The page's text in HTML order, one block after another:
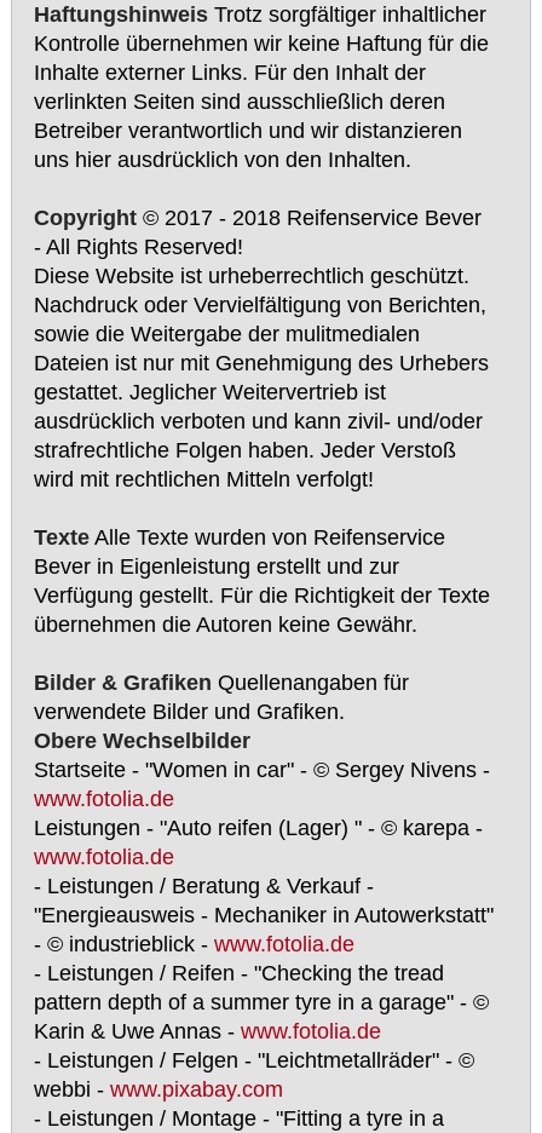
HaftungshinweisTrotz sorgfältiger inhaltlicher
Kontrolle übernehmen wir keine Haftung für die
Inhalte externer Links. Für den Inhalt der
verlinkten Seiten sind ausschließlich deren
Betreiber verantwortlich und wir distanzieren
uns hier ausdrücklich von den Inhalten.
Copyright© 2017 - 2018 Reifenservice Bever
- All Rights Reserved!
Diese Website ist urheberrechtlich geschützt.
Nachdruck oder Vervielfältigung von Berichten,
sowie die Weitergabe der mulitmedialen
Dateien ist nur mit Genehmigung des Urhebers
gestattet. Jeglicher Weitervertrieb ist
ausdrücklich verboten und kann zivil- und/oder
strafrechtliche Folgen haben. Jeder Verstoß
wird mit rechtlichen Mitteln verfolgt!
TexteAlle Texte wurden von Reifenservice
Bever in Eigenleistung erstellt und zur
Verfügung gestellt. Für die Richtigkeit der Texte
übernehmen die Autoren keine Gewähr.
Bilder & Grafiken Quellenangaben für
verwendete Bilder und Grafiken.
Obere Wechselbilder
Startseite - "Women in car" - © Sergey Nivens -
www.fotolia.de
Leistungen - "Auto reifen (Lager) " - © karepa -
www.fotolia.de
- Leistungen / Beratung & Verkauf -
"Energieausweis - Mechaniker in Autowerkstatt"
- © industrieblick - www.fotolia.de
- Leistungen / Reifen - "Checking the tread
pattern depth of a summer tyre in a garage" - ©
Karin & Uwe Annas - www.fotolia.de
- Leistungen / Felgen - "Leichtmetallräder" - ©
webbi - www.pixabay.com
- Leistungen / Montage - "Fitting a tyre in a